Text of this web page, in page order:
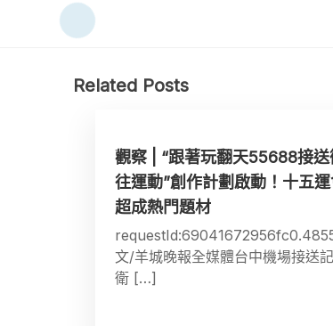
Related Posts
觀察 | “跟著玩翻天55688接送
往運動”創作計劃啟動！十五
超成熱門題材
文/羊城晚報全媒體台中機場接送
衛 […]